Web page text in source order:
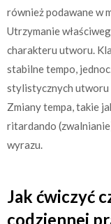
również podawane w
Utrzymanie
charakteru utworu.
stabilne tempo,
stylistycznych utworu
Zmiany tempa, takie
ritardando
wyrazu.
Jak ćwiczyć
codziennej